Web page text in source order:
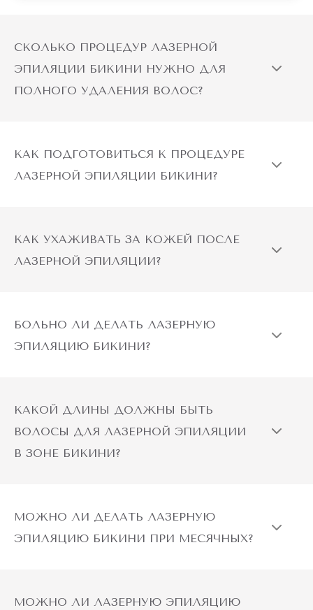
СКОЛЬКО ПРОЦЕДУР ЛАЗЕРНОЙ
ЭПИЛЯЦИИ БИКИНИ НУЖНО ДЛЯ
ПОЛНОГО УДАЛЕНИЯ ВОЛОС?
КАК ПОДГОТОВИТЬСЯ К ПРОЦЕДУРЕ
ЛАЗЕРНОЙ ЭПИЛЯЦИИ БИКИНИ?
КАК УХАЖИВАТЬ ЗА КОЖЕЙ ПОСЛЕ
ЛАЗЕРНОЙ ЭПИЛЯЦИИ?
БОЛЬНО ЛИ ДЕЛАТЬ ЛАЗЕРНУЮ
ЭПИЛЯЦИЮ БИКИНИ?
КАКОЙ ДЛИНЫ ДОЛЖНЫ БЫТЬ
ВОЛОСЫ ДЛЯ ЛАЗЕРНОЙ ЭПИЛЯЦИИ
В ЗОНЕ БИКИНИ?
МОЖНО ЛИ ДЕЛАТЬ ЛАЗЕРНУЮ
ЭПИЛЯЦИЮ БИКИНИ ПРИ МЕСЯЧНЫХ?
МОЖНО ЛИ ЛАЗЕРНУЮ ЭПИЛЯЦИЮ